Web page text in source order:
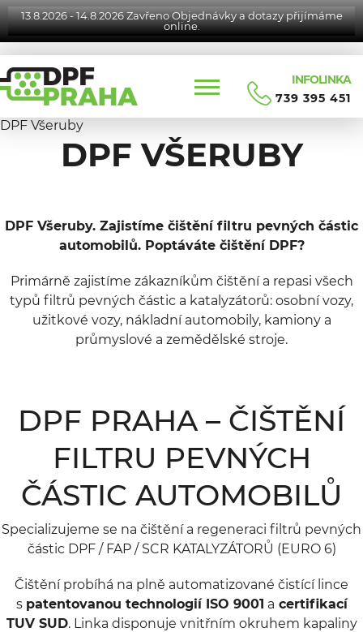
13.8.2026 - 14.8.2026 Zavřeno Objednávky a dotazy přijímáme
online.
INFOLINKA
739 395 451
DPF Všeruby
DPF VŠERUBY
DPF Všeruby. Zajistíme čištění filtru pevných částic
automobilů. Poptáváte čištění DPF?
Primárně zajistíme zákazníkům čištění a repasi všech
typů filtrů pevných částic a katalyzátorů: osobní vozy,
užitkové vozy, nákladní automobily, kamiony a
průmyslové a zemědělské stroje.
DPF PRAHA – ČIŠTĚNÍ
FILTRU PEVNÝCH
ČÁSTIC AUTOMOBILŮ
Specializujeme se na čištění a regeneraci filtrů pevných
částic DPF / FAP / SCR KATALYZÁTORŮ (EURO 6)
Čištění probíhá na plně automatizované čistící lince
s patentovanou technologií ISO 9001 a certifikací
TUV SUD. Linka disponuje vnitřním okruhem kapaliny